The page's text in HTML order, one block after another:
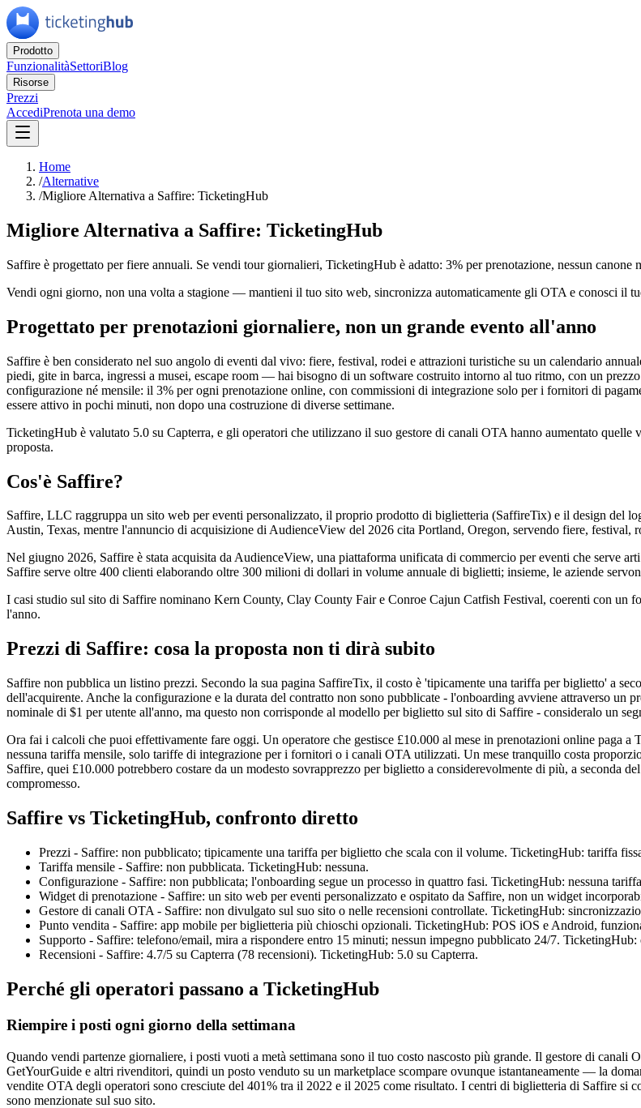
Prodotto
FunzionalitàSettoriBlog
Risorse
Prezzi
AccediPrenota una demo
Home
/Alternative
/Migliore Alternativa a Saffire: TicketingHub
Migliore Alternativa a Saffire: TicketingHub
Saffire è progettato per fiere annuali. Se vendi tour giornalieri, TicketingHub è adatto: 3% per prenotazione, nessun
Vendi ogni giorno, non una volta a stagione — mantieni il tuo sito web, sincronizza automaticamente gli OTA e conosci il
Progettato per prenotazioni giornaliere, non un grande evento all'anno
Saffire è ben considerato nel suo angolo di eventi dal vivo: fiere, festival, rodei e attrazioni turistiche su un calendario
piedi, gite in barca, ingressi a musei, escape room — hai bisogno di un software costruito intorno al tuo ritmo, con un
configurazione né mensile: il 3% per ogni prenotazione online, con commissioni di integrazione solo per i fornitori di
essere attivo in pochi minuti, non dopo una costruzione di diverse settimane.
TicketingHub è valutato 5.0 su Capterra, e gli operatori che utilizzano il suo gestore di canali OTA hanno aumentato
proposta.
Cos'è Saffire?
Saffire, LLC raggruppa un sito web per eventi personalizzato, il proprio prodotto di biglietteria (SaffireTix) e il design del
Austin, Texas, mentre l'annuncio di acquisizione di AudienceView del 2026 cita Portland, Oregon, servendo fiere, festival,
Nel giugno 2026, Saffire è stata acquisita da AudienceView, una piattaforma unificata di commercio per eventi che serve
Saffire serve oltre 400 clienti elaborando oltre 300 milioni di dollari in volume annuale di biglietti; insieme, le aziende
I casi studio sul sito di Saffire nominano Kern County, Clay County Fair e Conroe Cajun Catfish Festival, coerenti con un
l'anno.
Prezzi di Saffire: cosa la proposta non ti dirà subito
Saffire non pubblica un listino prezzi. Secondo la sua pagina SaffireTix, il costo è 'tipicamente una tariffa per biglietto' a
dell'acquirente. Anche la configurazione e la durata del contratto non sono pubblicate - l'onboarding avviene attraverso un
nominale di $1 per utente all'anno, ma questo non corrisponde al modello per biglietto sul sito di Saffire - consideralo un
Ora fai i calcoli che puoi effettivamente fare oggi. Un operatore che gestisce £10.000 al mese in prenotazioni online
nessuna tariffa mensile, solo tariffe di integrazione per i fornitori o i canali OTA utilizzati. Un mese tranquillo costa
Saffire, quei £10.000 potrebbero costare da un modesto sovrapprezzo per biglietto a considerevolmente di più, a
compromesso.
Saffire vs TicketingHub, confronto diretto
Prezzi - Saffire: non pubblicato; tipicamente una tariffa per biglietto che scala con il volume. TicketingHub: tariffa
Tariffa mensile - Saffire: non pubblicata. TicketingHub: nessuna.
Configurazione - Saffire: non pubblicata; l'onboarding segue un processo in quattro fasi. TicketingHub: nessuna
Widget di prenotazione - Saffire: un sito web per eventi personalizzato e ospitato da Saffire, non un widget
Gestore di canali OTA - Saffire: non divulgato sul suo sito o nelle recensioni controllate. TicketingHub:
Punto vendita - Saffire: app mobile per biglietteria più chioschi opzionali. TicketingHub: POS iOS e Android,
Supporto - Saffire: telefono/email, mira a rispondere entro 15 minuti; nessun impegno pubblicato 24/7.
Recensioni - Saffire: 4.7/5 su Capterra (78 recensioni). TicketingHub: 5.0 su Capterra.
Perché gli operatori passano a TicketingHub
Riempire i posti ogni giorno della settimana
Quando vendi partenze giornaliere, i posti vuoti a metà settimana sono il tuo costo nascosto più grande. Il gestore di
GetYourGuide e altri rivenditori, quindi un posto venduto su un marketplace scompare ovunque istantaneamente — la
vendite OTA degli operatori sono cresciute del 401% tra il 2022 e il 2025 come risultato. I centri di biglietteria di Saffire si
sono menzionate sul suo sito.